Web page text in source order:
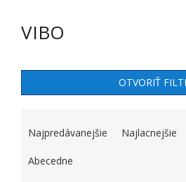
VIBO
OTVORIŤ
Najpredávanejšie Najlacnejšie
Abecedne